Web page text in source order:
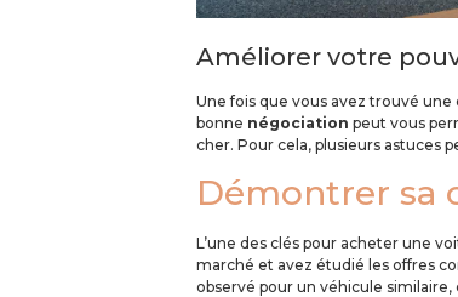
Améliorer votre
Une fois que vous avez trouvé
bonne négociation peut vous
cher. Pour cela, plusieurs astuces
Démontrer sa
L’une des clés pour acheter une
marché et avez étudié les offres
observé pour un véhicule